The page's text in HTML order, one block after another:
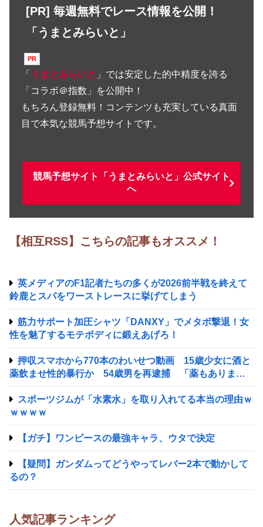
[PR] 毎週無料でレース情報を公開！
「うまとみらいと」
「 うまとみらいと 」では安定した的中精度を誇る
「コラボ＠指数」を公開中！
もちろん登録無料！コンテンツも充実している真面
目で本気な競馬予想サイトです。
競馬予想サイト「うまとみらいと」公式サイト
へ
【相互RSS】こちらの記事もオススメ！
英メディアのF1記者たちの多くが2026前半戦を終えて
鈴鹿とスパをワーストレースに挙げてしまう
筋力サポート加圧シャツ「DANXY」でメタボ撃退！女
性を魅了するモテボディに鍛えあげろ！
押収スマホから770本のわいせつ動画 15歳少女に酒と
薬飲ませ性的暴行か 54歳男を再逮捕 「薬もあります
よ」とSNSで誘い出し
スポーツジムが「水素水」を取り入れてる本当の理由ｗ
ｗｗｗｗ
【ガチ】ワンピースの最強キャラ、ウタで決定
【疑問】ガンダムってどうやってレバー2本で動かして
るの？
人気記事ランキング